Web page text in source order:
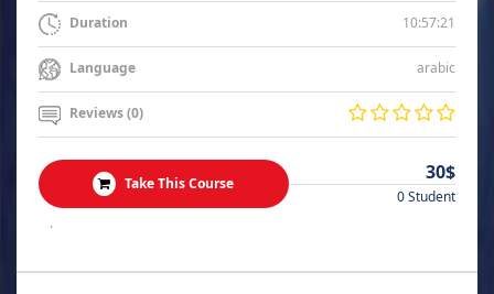
Duration 10:57:21
Language arabic
Reviews (0)
Take This Course 30$
0 Student
.